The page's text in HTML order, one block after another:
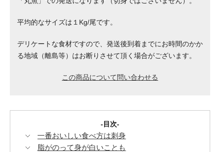
平均的なサイズは１Kg/尾です。
デリケートな食材ですので、発送後到着までにお時間のかか
る地域（離島等）はお断りさせて頂く場合がございます。
この商品について問い合わせる
目次
一番おいしい食べ方は刺身
脂がのって身が白いことも